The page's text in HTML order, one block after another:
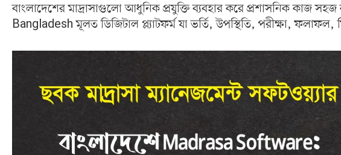
বাংলাদেশের মাদ্রাসাগুলো আধুনিক প্রযুক্তি ব্যবহার করে প্রশাসনিক কাজ
Bangladesh মূলত ডিজিটাল প্ল্যাটফর্ম যা ভর্তি, উপস্থিতি, পরীক্ষা, ফলাফল,